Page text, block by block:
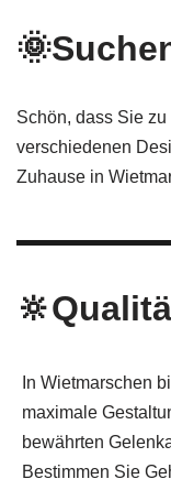
Schön, dass Sie
verschiedenen
Zuhause in
In Wietmarschen
maximale
bewährten
Bestimmen Sie